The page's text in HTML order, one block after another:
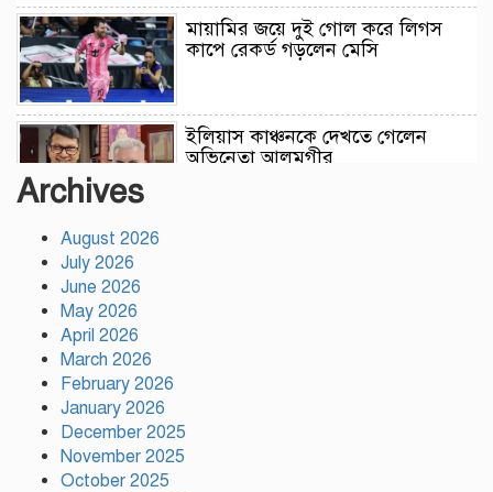
মায়ামির জয়ে দুই গোল করে লিগস
কাপে রেকর্ড গড়লেন মেসি
ইলিয়াস কাঞ্চনকে দেখতে গেলেন
অভিনেতা আলমগীর
Archives
August 2026
July 2026
June 2026
May 2026
April 2026
March 2026
February 2026
January 2026
December 2025
November 2025
October 2025